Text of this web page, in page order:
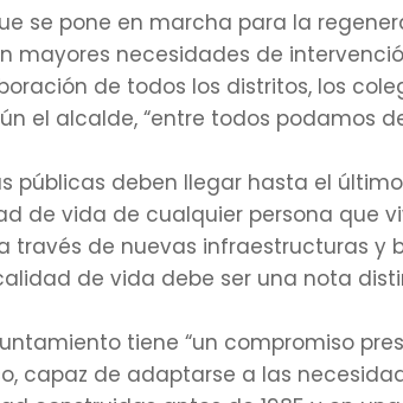
se pone en marcha para la
mayores necesidades de
de todos los distritos, los
el alcalde, “entre todos podamos
públicas deben llegar hasta el
de vida de cualquier persona que
través de nuevas infraestructuras y
de vida debe ser una nota
tiene “un compromiso
capaz de adaptarse a las